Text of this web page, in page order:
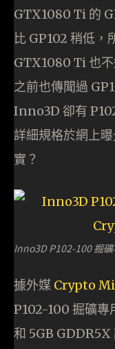
GTX1080 Ti 的
比 GP102 稍低，
GTX1080 Ti 也
之前也傳聞過
Inno3D 卻有
詳細規格於網上
實？
Inno3D P102-100 掘
據外媒 Crypto
P102-100 掘礦專
和 5GB